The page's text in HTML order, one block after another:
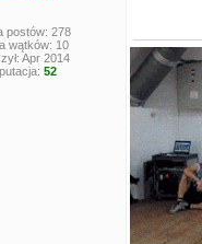
postów: 278
wątków: 10
Apr 2014
52